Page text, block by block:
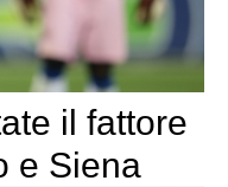
il fattore
e Siena